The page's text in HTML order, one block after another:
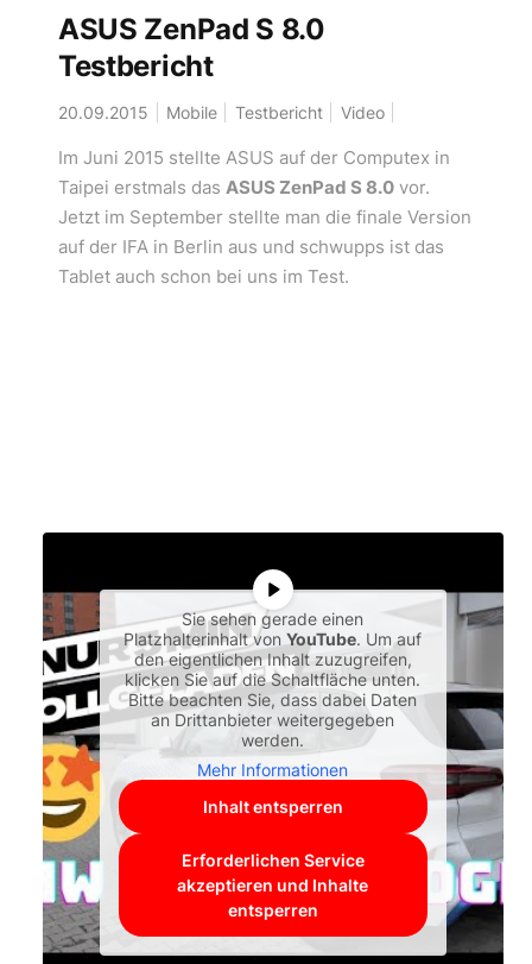
ASUS ZenPad S 8.0
Testbericht
20.09.2015 Mobile Testbericht Video
Im Juni 2015 stellte ASUS auf der Computex in
Taipei erstmals das ASUS ZenPad S 8.0vor.
Jetzt im September stellte man die finale Version
auf der IFA in Berlin aus und schwupps ist das
Tablet auch schon bei uns im Test.
Sie sehen gerade einen
Platzhalterinhalt vonYouTube. Um auf
den eigentlichen Inhalt zuzugreifen,
klicken Sie auf die Schaltfläche unten.
Bitte beachten Sie, dass dabei Daten
an Drittanbieter weitergegeben
werden.
Mehr Informationen
Inhalt entsperren
Erforderlichen Service
akzeptieren und Inhalte
entsperren